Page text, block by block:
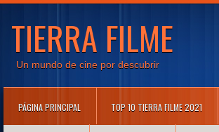
TIERRA FILME
Un mundo de cine por descubrir
PÁGINA PRINCIPAL TOP 10 TIERRA FILME 2021